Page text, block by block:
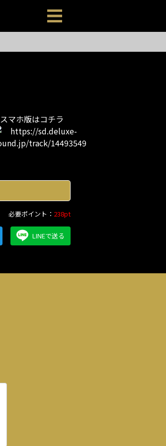
スマホ版はコチラ
必要ポイント： 238pt
LINEで送る